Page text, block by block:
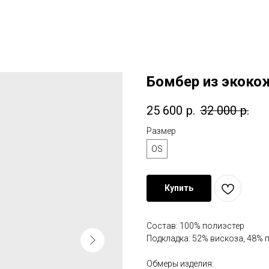
Бомбер из
25 600 р. 32 000 р.
Размер
OS
Купить
Состав: 100% полиэстер
Подкладка: 52% вискоза, 48%
Обмеры изделия: